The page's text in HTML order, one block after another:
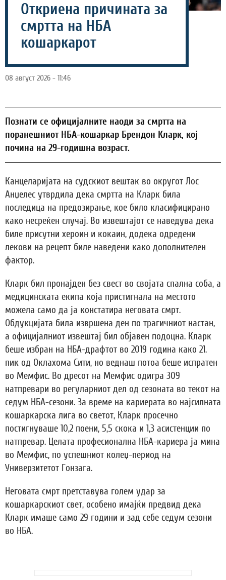
Откриена причината за
смртта на НБА
кошаркарот
08 август 2026 - 11:46
Познати се официјалните наоди за смртта на
поранешниот НБА-кошаркар Брендон Кларк, кој
почина на 29-годишна возраст.
Канцеларијата на судскиот вештак во округот Лос
Анџелес утврдила дека смртта на Кларк била
последица на предозирање, кое било класифицирано
како несреќен случај. Во извештајот се наведува дека
биле присутни хероин и кокаин, додека одредени
лекови на рецепт биле наведени како дополнителен
фактор.
Кларк бил пронајден без свест во својата спална соба, а
медицинската екипа која пристигнала на местото
можела само да ја констатира неговата смрт.
Обдукцијата била извршена ден по трагичниот настан,
а официјалниот извештај бил објавен подоцна. Кларк
беше избран на НБА-драфтот во 2019 година како 21.
пик од Оклахома Сити, но веднаш потоа беше испратен
во Мемфис. Во дресот на Мемфис одигра 309
натпревари во регуларниот дел од сезоната во текот на
седум НБА-сезони. За време на кариерата во најсилната
кошаркарска лига во светот, Кларк просечно
постигнуваше 10,2 поени, 5,5 скока и 1,3 асистенции по
натпревар. Целата професионална НБА-кариера ја мина
во Мемфис, по успешниот колеџ-период на
Универзитетот Гонзага.
Неговата смрт претставува голем удар за
кошаркарскиот свет, особено имајќи предвид дека
Кларк имаше само 29 години и зад себе седум сезони
во НБА.